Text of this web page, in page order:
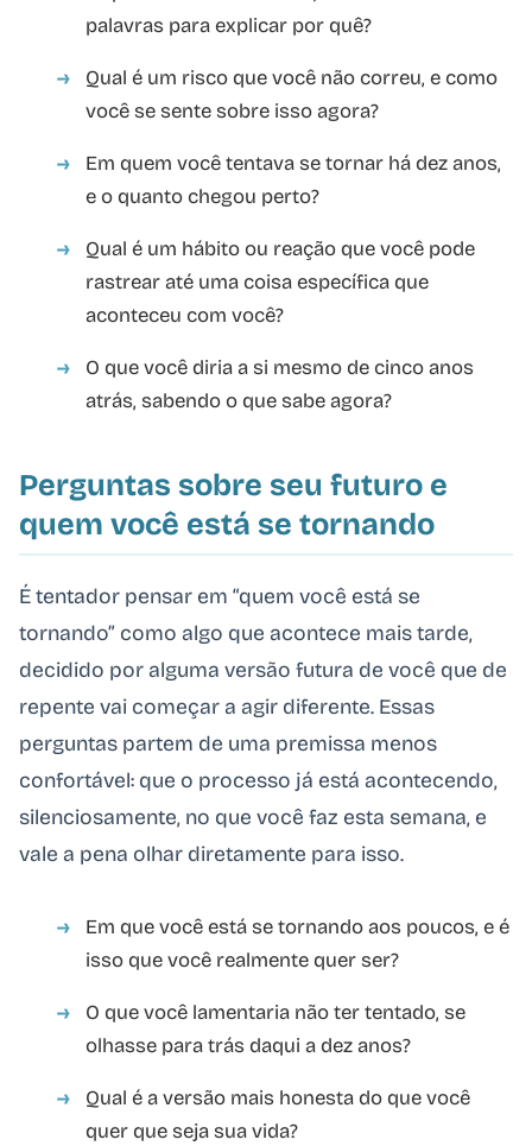
palavras para explicar por quê?
Qual é um risco que você não correu, e como
você se sente sobre isso agora?
Em quem você tentava se tornar há dez anos,
e o quanto chegou perto?
Qual é um hábito ou reação que você pode
rastrear até uma coisa específica que
aconteceu com você?
O que você diria a si mesmo de cinco anos
atrás, sabendo o que sabe agora?
Perguntas sobre seu futuro e
quem você está se tornando
É tentador pensar em “quem você está se
tornando” como algo que acontece mais tarde,
decidido por alguma versão futura de você que de
repente vai começar a agir diferente. Essas
perguntas partem de uma premissa menos
confortável: que o processo já está acontecendo,
silenciosamente, no que você faz esta semana, e
vale a pena olhar diretamente para isso.
Em que você está se tornando aos poucos, e é
isso que você realmente quer ser?
O que você lamentaria não ter tentado, se
olhasse para trás daqui a dez anos?
Qual é a versão mais honesta do que você
quer que seja sua vida?